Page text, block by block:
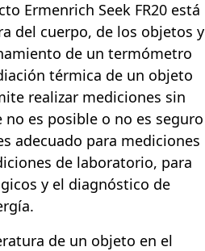
Ermenrich Seek FR20 está
del cuerpo, de los objetos y
de un termómetro
térmica de un objeto
realizar mediciones sin
es posible o no es seguro
adecuado para mediciones
de laboratorio, para
y el diagnóstico de
de un objeto en el